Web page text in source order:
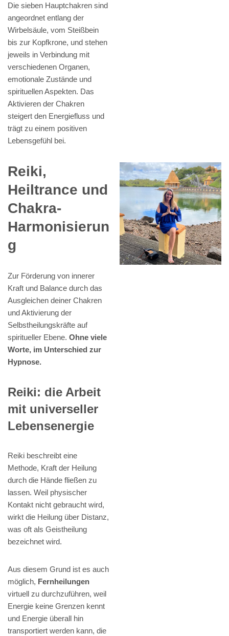
Die sieben Hauptchakren sind
angeordnet entlang der
Wirbelsäule, vom Steißbein
bis zur Kopfkrone, und stehen
jeweils in Verbindung mit
verschiedenen Organen,
emotionale Zustände und
spirituellen Aspekten. Das
Aktivieren der Chakren
steigert den Energiefluss und
trägt zu einem positiven
Lebensgefühl bei.
Reiki,
Heiltrance und
Chakra-
Harmonisierun
g
Zur Förderung von innerer
Kraft und Balance durch das
Ausgleichen deiner Chakren
und Aktivierung der
Selbstheilungskräfte auf
spiritueller Ebene. Ohne viele
Worte, im Unterschied zur
Hypnose.
Reiki: die Arbeit
mit universeller
Lebensenergie
Reiki beschreibt eine
Methode, Kraft der Heilung
durch die Hände fließen zu
lassen. Weil physischer
Kontakt nicht gebraucht wird,
wirkt die Heilung über Distanz,
was oft als Geistheilung
bezeichnet wird.
Aus diesem Grund ist es auch
möglich, Fernheilungen
virtuell zu durchzuführen, weil
Energie keine Grenzen kennt
und Energie überall hin
transportiert werden kann, die